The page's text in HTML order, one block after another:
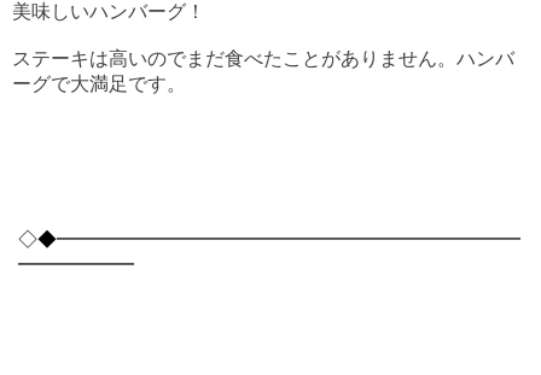
美味しいハンバーグ！
ステーキは高いのでまだ食べたことがありません。ハンバ
ーグで大満足です。
◇◆━━━━━━━━━━━━━━━━━━━━━━━━
━━━━━━